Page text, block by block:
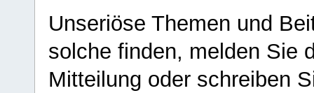
Unseriöse Themen und
solche finden, melden Sie
Mitteilung oder schreiben